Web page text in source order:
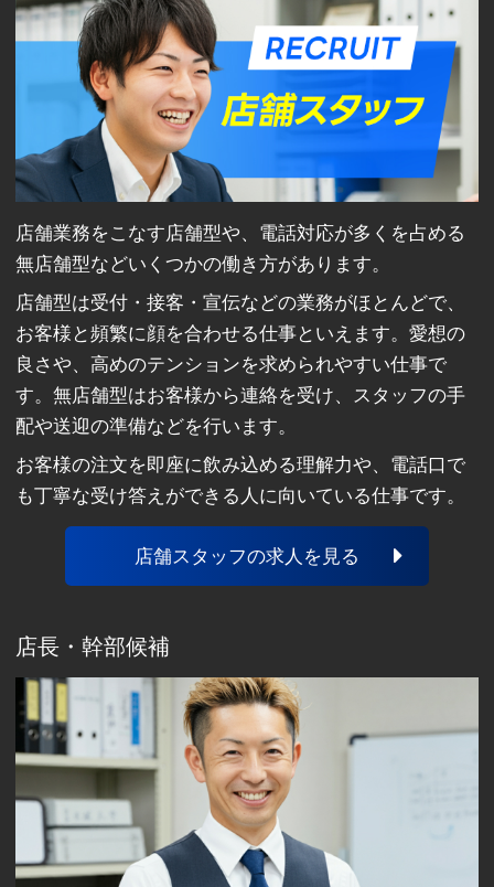
店舗業務をこなす店舗型や、電話対応が多くを占める
無店舗型などいくつかの働き方があります。
店舗型は受付・接客・宣伝などの業務がほとんどで、
お客様と頻繁に顔を合わせる仕事といえます。愛想の
良さや、高めのテンションを求められやすい仕事で
す。無店舗型はお客様から連絡を受け、スタッフの手
配や送迎の準備などを行います。
お客様の注文を即座に飲み込める理解力や、電話口で
も丁寧な受け答えができる人に向いている仕事です。
店舗スタッフの求人を見る
店長・幹部候補